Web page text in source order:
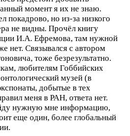
момент я их не знаю.
покадрово, но из-за низкого
не видны. Прочёл книгу
И.А. Ефремова, там нужной
нет. Связывался с автором
тоже безрезультатно.
любителям Гоббийских
музей (в
добытые в тех
меня в РАН, ответа нет.
нужную мне информацию,
еще один, более глобальный